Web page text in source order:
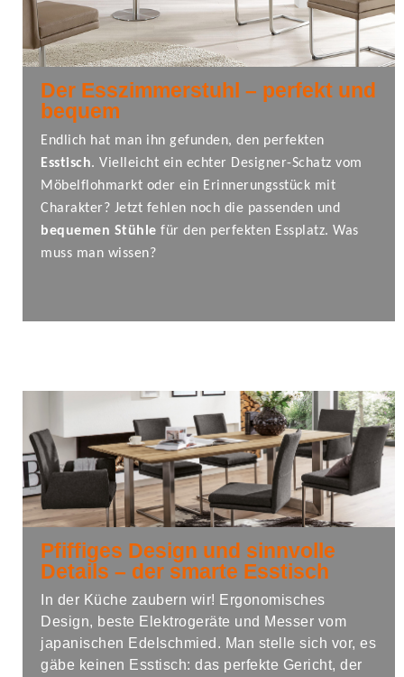
Der Esszimmerstuhl – perfekt und
bequem
Endlich hat man ihn gefunden, den perfekten
Esstisch. Vielleicht ein echter Designer-Schatz vom
Möbelflohmarkt oder ein Erinnerungsstück mit
Charakter? Jetzt fehlen noch die passenden und
bequemen Stühle für den perfekten Essplatz. Was
muss man wissen?
Pfiffiges Design und sinnvolle
Details – der smarte Esstisch
In der Küche zaubern wir! Ergonomisches
Design, beste Elektrogeräte und Messer vom
japanischen Edelschmied. Man stelle sich vor, es
gäbe keinen Esstisch: das perfekte Gericht, der